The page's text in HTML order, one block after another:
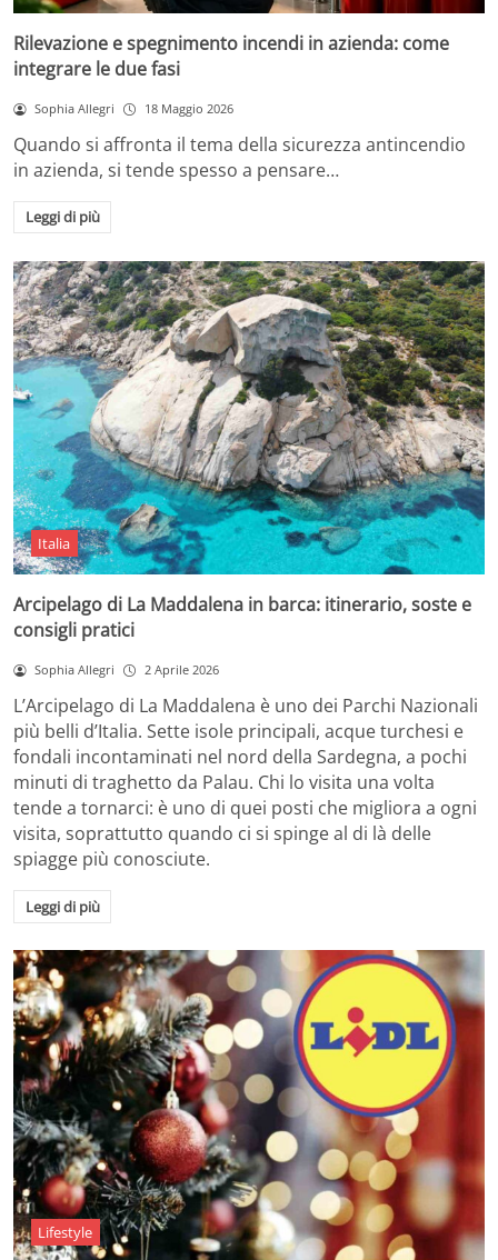
Rilevazione e spegnimento incendi in azienda: come
integrare le due fasi
Sophia Allegri 18 Maggio 2026
Quando si affronta il tema della sicurezza antincendio
in azienda, si tende spesso a pensare…
Leggi di più
Italia
Arcipelago di La Maddalena in barca: itinerario, soste e
consigli pratici
Sophia Allegri 2 Aprile 2026
L’Arcipelago di La Maddalena è uno dei Parchi Nazionali
più belli d’Italia. Sette isole principali, acque turchesi e
fondali incontaminati nel nord della Sardegna, a pochi
minuti di traghetto da Palau. Chi lo visita una volta
tende a tornarci: è uno di quei posti che migliora a ogni
visita, soprattutto quando ci si spinge al di là delle
spiagge più conosciute.
Leggi di più
Lifestyle